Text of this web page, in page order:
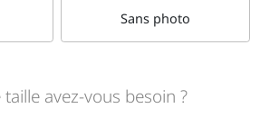
Sans photo
taille avez-vous besoin ?